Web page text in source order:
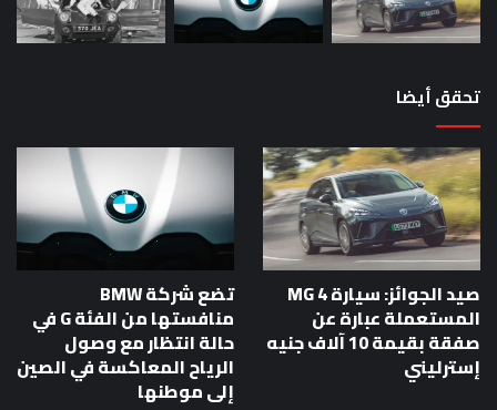
تحقق أيضا
صيد الجوائز: سيارة MG 4
المستعملة عبارة عن
صفقة بقيمة 10 آلاف جنيه
إسترليني
تضع شركة BMW
منافستها من الفئة G في
حالة انتظار مع وصول
الرياح المعاكسة في الصين
إلى موطنها